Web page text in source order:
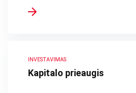
INVESTAVIMAS
Kapitalo prieaugis